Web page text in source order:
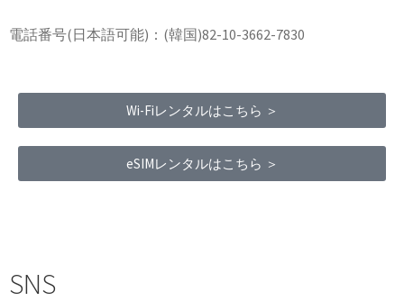
電話番号(日本語可能)：(韓国)82-10-3662-7830
Wi-Fiレンタルはこちら ＞
eSIMレンタルはこちら ＞
SNS